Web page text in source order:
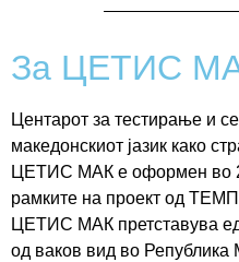
За ЦЕТИС
Центарот за тестирање и
македонскиот јазик како
ЦЕТИС МАК е оформен во
рамките на проект од
ЦЕТИС МАК претставува
од ваков вид во Република